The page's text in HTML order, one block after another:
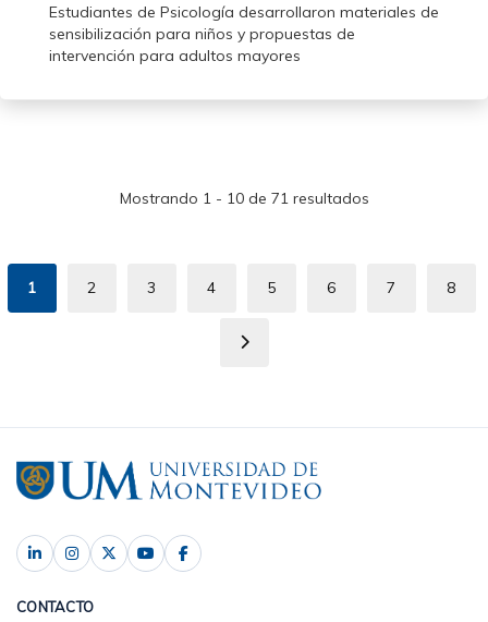
Estudiantes de Psicología desarrollaron materiales de
sensibilización para niños y propuestas de
intervención para adultos mayores
Mostrando 1 - 10 de 71 resultados
Página
1
Page
2
Page
3
Page
4
Page
5
Page
6
Page
7
Page
8
Siguiente
CONTACTO